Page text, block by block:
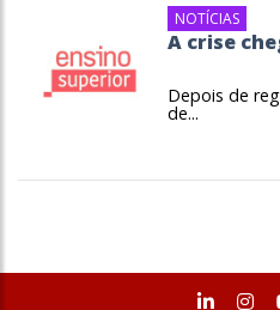
NOTÍCIAS
A crise
Depois de
de...